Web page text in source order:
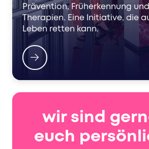
Prävention, Früherkennung
Therapien. Eine Initiative, die
Leben retten kann.
wir sind
euch